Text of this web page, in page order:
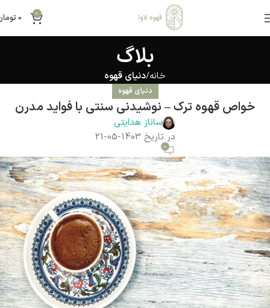
0
0
بلاگ
خانه دنیای قهوه
دنیای قهوه
خواص قهوه ترک – نوشیدنی سنتی با فواید مدرن
ساناز هدایتی
در تاریخ 1403-05-21
0